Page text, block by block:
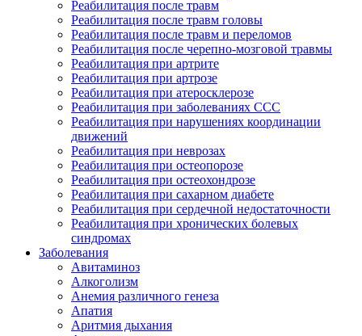
Реабилитация после травм
Реабилитация после травм головы
Реабилитация после травм и переломов
Реабилитация после черепно-мозговой травмы
Реабилитация при артрите
Реабилитация при артрозе
Реабилитация при атеросклерозе
Реабилитация при заболеваниях ССС
Реабилитация при нарушениях координации
движений
Реабилитация при неврозах
Реабилитация при остеопорозе
Реабилитация при остеохондрозе
Реабилитация при сахарном диабете
Реабилитация при сердечной недостаточности
Реабилитация при хронических болевых
синдромах
Заболевания
Авитаминоз
Алкоголизм
Анемия различного генеза
Апатия
Аритмия дыхания